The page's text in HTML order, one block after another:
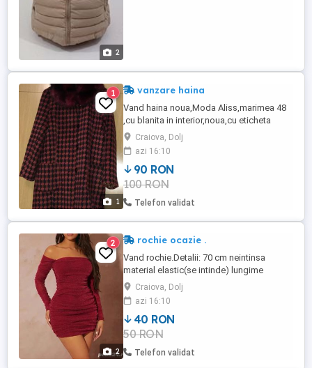
2
1
1 vanzare haina
Vand haina noua,Moda Aliss,marimea 48
,cu blanita in interior,noua,cu eticheta
rupta.Lungimea este de 90 cm iar fata,
masurata dintr-o parte in alta este de 60
cm.
Craiova, Dolj
azi 16:10
90 RON
100 RON
Telefon validat
2
2 rochie ocazie .
Vand rochie.Detalii: 70 cm neintinsa
material elastic(se intinde) lungime
maneci:64 cm bust:85 cm talie:70 cm
solduri:90 cm Este potrivita pentru o
persoana cu masurile:173 cm
inaltime,bust 85,talie(se intinde),solduri
103cm. Atasez poza cu rochia imbracata.
Culoarea rochiei este cea de pe manechin
...
Craiova, Dolj
azi 16:10
40 RON
50 RON
Telefon validat